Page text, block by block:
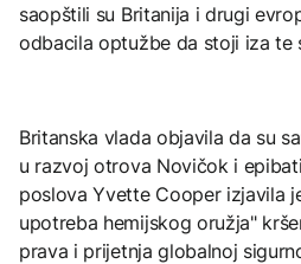
saopštili su Britanija i drugi
odbacila optužbe da stoji iza te
Britanska vlada objavila da su
u razvoj otrova Novičok i
poslova Yvette Cooper izjavila
upotreba hemijskog oružja"
prava i prijetnja globalnoj